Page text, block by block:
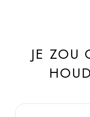
JE ZOU